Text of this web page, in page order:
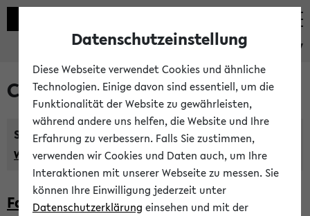
eKVV
Courses taught in English
Semester:
WiSe 2026/2027 SoSe 2026 Previous...
Faculty of Biology
Datenschutzeinstellung
Diese Webseite verwendet Cookies und ähnliche
Technologien. Einige davon sind essentiell, um die
Funktionalität der Website zu gewährleisten,
während andere uns helfen, die Website und Ihre
Erfahrung zu verbessern. Falls Sie zustimmen,
verwenden wir Cookies und Daten auch, um Ihre
Interaktionen mit unserer Webseite zu messen. Sie
können Ihre Einwilligung jederzeit unter
Datenschutzerklärung einsehen und mit der